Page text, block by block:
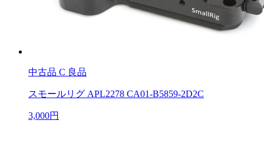
中古品 C 良品
スモールリグ APL2278 CA01-B5859-2D2C
3,000円